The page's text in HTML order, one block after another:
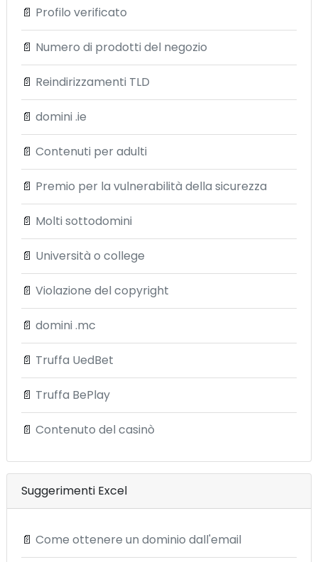
📄 Profilo verificato
📄 Numero di prodotti del negozio
📄 Reindirizzamenti TLD
📄 domini .ie
📄 Contenuti per adulti
📄 Premio per la vulnerabilità della sicurezza
📄 Molti sottodomini
📄 Università o college
📄 Violazione del copyright
📄 domini .mc
📄 Truffa UedBet
📄 Truffa BePlay
📄 Contenuto del casinò
Suggerimenti Excel
📄 Come ottenere un dominio dall'email